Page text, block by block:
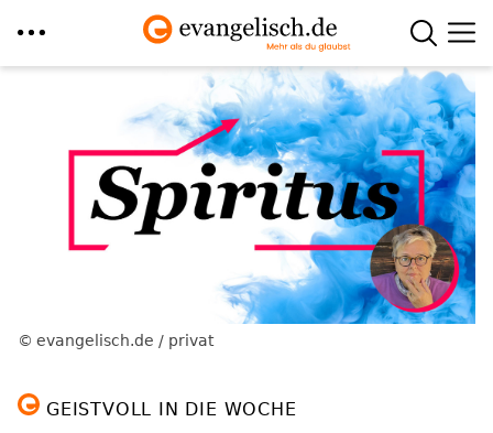
evangelisch.de / privat
GEISTVOLL IN DIE WOCHE